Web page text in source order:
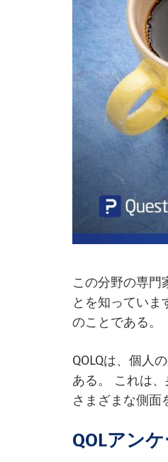
この分野の専門
とを知っていま
のことである。
QOLQは、個人
ある。 これは
さまざまな側面
QOLアン